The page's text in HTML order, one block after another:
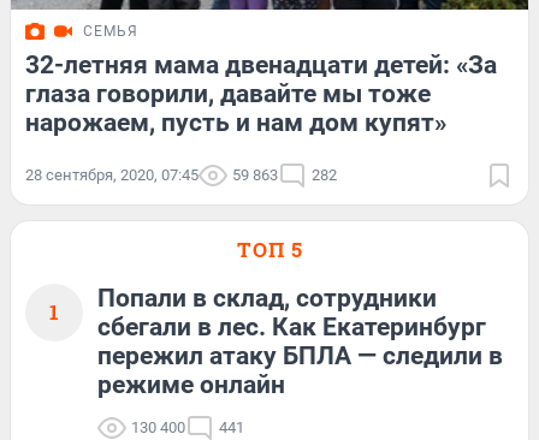
СЕМЬЯ
32-летняя мама двенадцати детей: «За
глаза говорили, давайте мы тоже
нарожаем, пусть и нам дом купят»
28 сентября, 2020, 07:45 59 863 282
ТОП 5
1
Попали в склад, сотрудники
сбегали в лес. Как Екатеринбург
пережил атаку БПЛА — следили в
режиме онлайн
130 400 441